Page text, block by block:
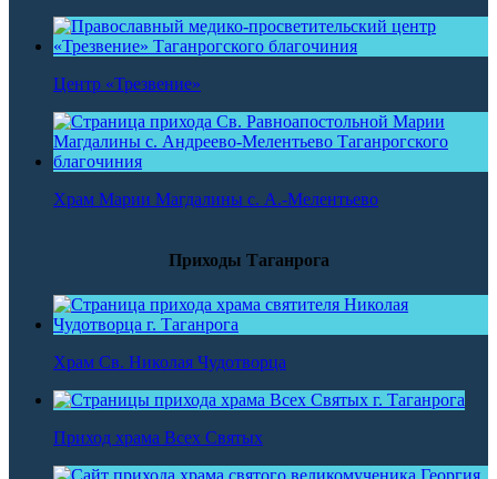
Центр «Трезвение»
Храм Марии Магдалины с. А.-Мелентьево
Приходы Таганрога
Храм Св. Николая Чудотворца
Приход храма Всех Святых